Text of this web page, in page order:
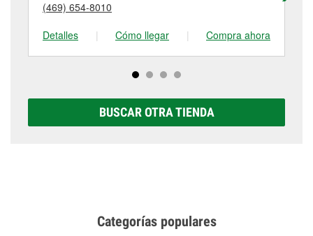
en 300 Hall Road, Seagoville, TX.
tienda #1015 para obtener más información.
(469) 654-8010
Detalles
| Cómo llegar | Compra ahora
BUSCAR OTRA TIENDA
Categorías populares